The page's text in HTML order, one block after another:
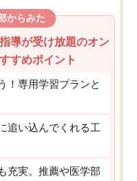
からみた
導が受け放題のオン
すめポイント
！専用学習プランと
追い込んでくれる工
充実。推薦や医学部